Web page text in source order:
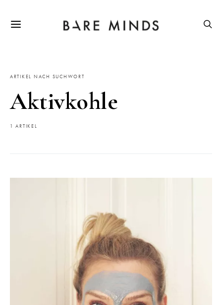
ARTIKEL NACH SUCHWORT
Aktivkohle
1 ARTIKEL